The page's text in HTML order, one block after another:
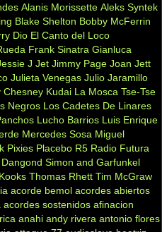
Alanis Morissette Aleks Syntek
Blake Shelton Bobby McFerrin
Dio El Canto del Loco
Frank Sinatra Gianluca
J Jet Jimmy Page Joan Jett
Julieta Venegas Julio Jaramillo
Chesney Kudai La Mosca Tse-Tse
Negros Los Cadetes De Linares
Lucho Barrios Luis Enrique
Mercedes Sosa Miguel
Pixies Placebo R5 Radio Futura
Simon and Garfunkel
Thomas Rhett Tim McGraw
acorde bemol acordes abiertos
acordes sostenidos afinacion
anahi andy rivera antonio flores